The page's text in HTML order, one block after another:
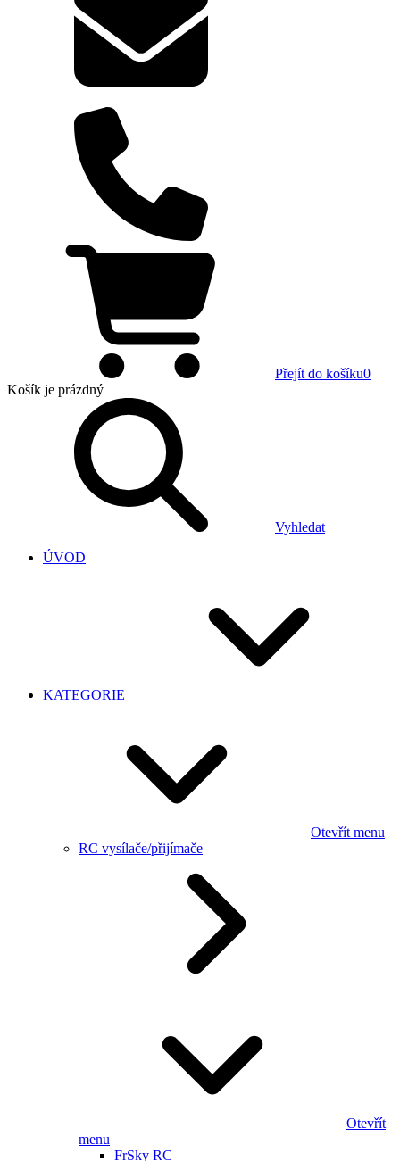
Přejít do košíku0
Košík je prázdný
Vyhledat
ÚVOD
KATEGORIE
Otevřít menu
RC vysílače/přijímače
Otevřít
menu
FrSky RC